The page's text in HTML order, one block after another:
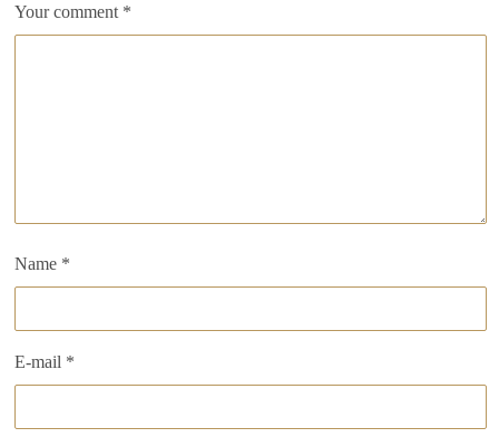
Your comment *
Name *
E-mail *